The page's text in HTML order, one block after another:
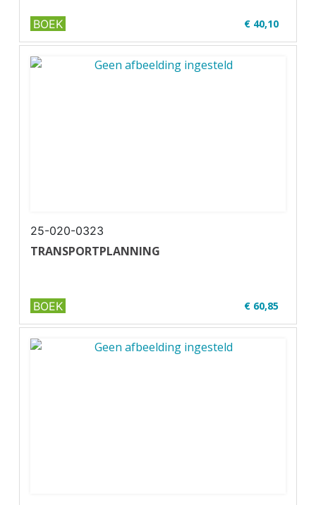
€ 40,10
✔ MBO 2-4
✔ Full colour
BOEK
25-020-0323
TRANSPORTPLANNING
€ 60,85
✔ Niveau MBO 1-4
✔ Full colour
BOEK